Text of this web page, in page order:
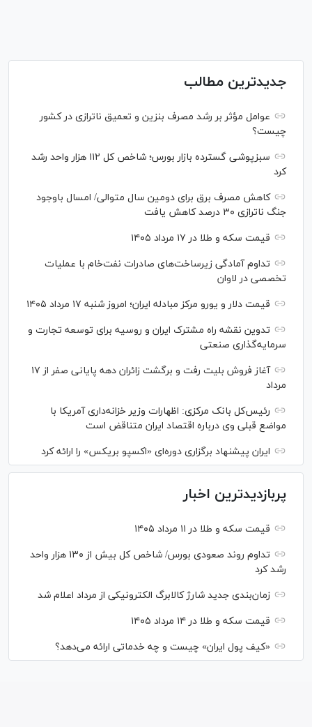
جدیدترین مطالب
عوامل مؤثر بر رشد مصرف بنزین و تعمیق ناترازی در کشور
چیست؟
سبزپوشی گسترده بازار بورس؛ شاخص کل ۱۱۲ هزار واحد رشد
کرد
کاهش مصرف برق برای دومین سال متوالی/ امسال باوجود
جنگ ناترازی ۳۰ درصد کاهش یافت
قیمت سکه و طلا در ۱۷ مرداد ۱۴۰۵
تداوم آمادگی زیرساخت‌های صادرات نفت‌خام با عملیات
تخصصی در لاوان
قیمت دلار و یورو مرکز مبادله ایران؛ امروز شنبه ۱۷ مرداد ۱۴۰۵
تدوین نقشه راه مشترک ایران و روسیه برای توسعه تجارت و
سرمایه‌گذاری صنعتی
آغاز فروش بلیت رفت و برگشت زائران دهه پایانی صفر از ۱۷
مرداد
رئیس‌کل بانک مرکزی: اظهارات وزیر خزانه‌داری آمریکا با
مواضع قبلی وی درباره اقتصاد ایران متناقض است
ایران پیشنهاد برگزاری دوره‌ای «اکسپو بریکس» را ارائه کرد
پربازدیدترین اخبار
قیمت سکه و طلا در ۱۱ مرداد ۱۴۰۵
تداوم روند صعودی بورس/ شاخص کل بیش از ۱۳۰ هزار واحد
رشد کرد
زمان‌بندی جدید شارژ کالابرگ الکترونیکی از مرداد اعلام شد
قیمت سکه و طلا در ۱۴ مرداد ۱۴۰۵
«کیف پول ایران» چیست و چه خدماتی ارائه می‌دهد؟